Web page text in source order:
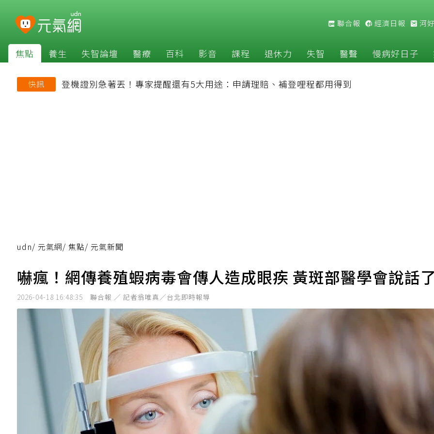
聯合報 經濟日報 河
焦點 養生 失智論壇 醫療 百科 影音 課程 退休力 失智 醫聲 慢病好日子
快訊 登機證別急著丟！專家提醒還有5大用途：申請理賠、補登哩程都用得到
udn/ 元氣網/ 焦點/ 元氣新聞
嚇瘋！網傳養殖蝦病毒會傳人造成眼疾 黃斑部醫學會說話
2026-04-18 16:48:35 聯合報 ／ 記者翁唯真／台北即時報導